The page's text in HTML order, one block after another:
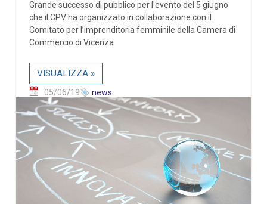
Grande successo di pubblico per l'evento del 5 giugno
che il CPV ha organizzato in collaborazione con il
Comitato per l’imprenditoria femminile della Camera di
Commercio di Vicenza
VISUALIZZA »
05/06/19 news